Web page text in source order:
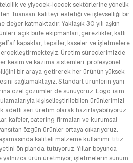
ve yiyecek-içecek sektörlerine yönelik
Tuansan, kaliteyi, estetiği ve işlevselliği bir
katmaktadır. Yaklaşık 30 yılı aşkın
açık büfe ekipmanları, çerezlikler, katlı
kapaklar, tepsiler, kaseler ve işletmelere
Üretim süreçlerimizde
kesim ve kazıma sistemleri, profesyonel
bir araya getirerek her ürünün yüksek
sağlamaktayız. Standart ürünlerin yanı
özel çözümler de sunuyoruz. Logo, isim,
kişiselleştirilebilen ürünlerimizi
adetli seri üretim olarak hazırlayabiliyoruz.
kafeler, catering firmaları ve kurumsal
özgün ürünler ortaya çıkarıyoruz.
kaliteli malzeme kullanımı, titiz
ön planda tutuyoruz. Yıllar boyunca
ürün üretmiyor; işletmelerin sunum